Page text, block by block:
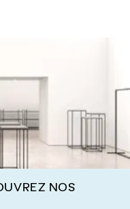
NOS